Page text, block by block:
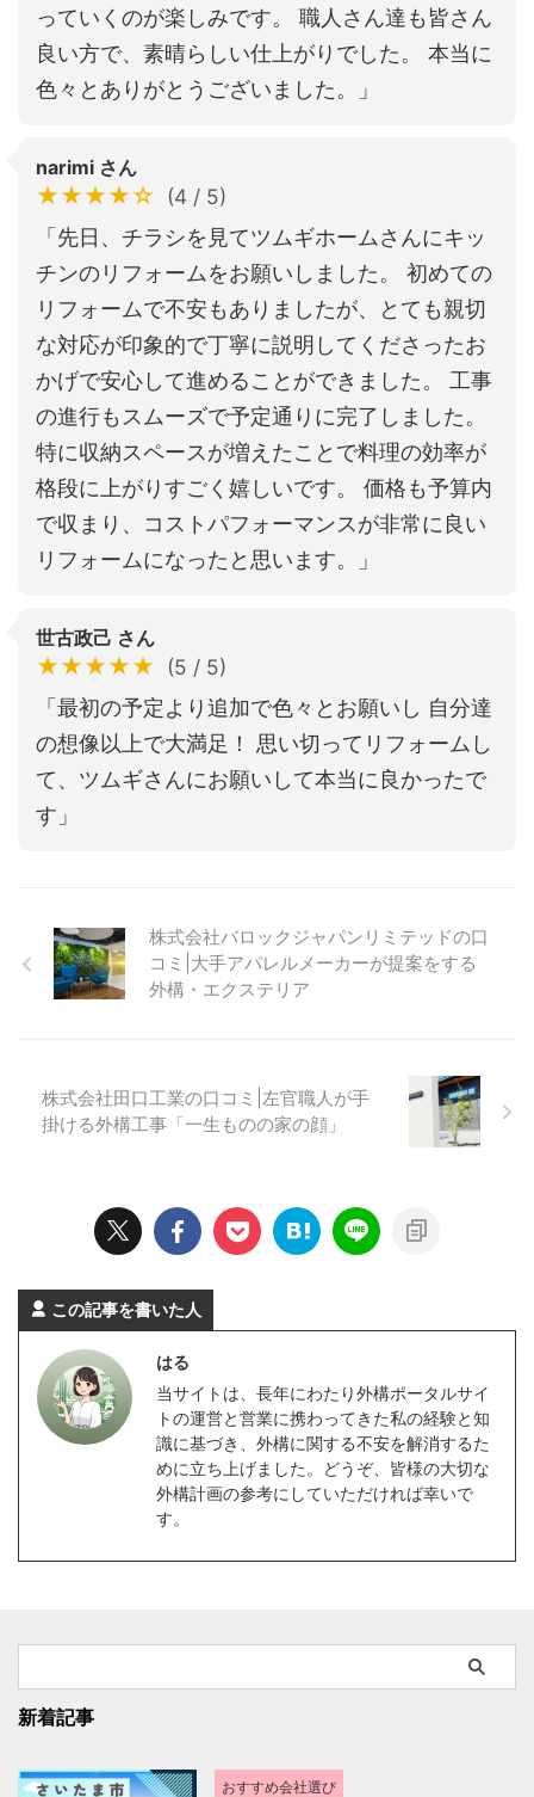
っていくのが楽しみです。 職人さん達も皆さん
良い方で、素晴らしい仕上がりでした。 本当に
色々とありがとうございました。」
narimi さん
★★★★☆
(4 / 5)
「先日、チラシを見てツムギホームさんにキッ
チンのリフォームをお願いしました。 初めての
リフォームで不安もありましたが、とても親切
な対応が印象的で丁寧に説明してくださったお
かげで安心して進めることができました。 工事
の進行もスムーズで予定通りに完了しました。
特に収納スペースが増えたことで料理の効率が
格段に上がりすごく嬉しいです。 価格も予算内
で収まり、コストパフォーマンスが非常に良い
リフォームになったと思います。」
世古政己 さん
★★★★★
(5 / 5)
「最初の予定より追加で色々とお願いし 自分達
の想像以上で大満足！ 思い切ってリフォームし
て、ツムギさんにお願いして本当に良かったで
す」
株式会社バロックジャパンリミテッドの口
コミ|大手アパレルメーカーが提案をする
外構・エクステリア
株式会社田口工業の口コミ|左官職人が手
掛ける外構工事「一生ものの家の顔」
この記事を書いた人
はる
当サイトは、長年にわたり外構ポータルサイ
トの運営と営業に携わってきた私の経験と知
識に基づき、外構に関する不安を解消するた
めに立ち上げました。どうぞ、皆様の大切な
外構計画の参考にしていただければ幸いで
す。
新着記事
おすすめ会社選び